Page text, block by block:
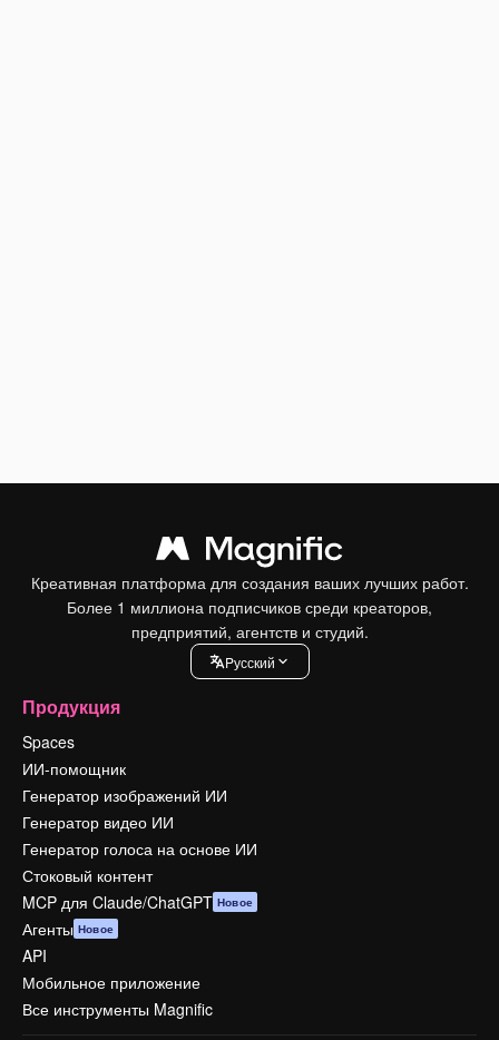
Креативная платформа для создания ваших лучших работ.
Более 1 миллиона подписчиков среди креаторов,
предприятий, агентств и студий.
Pусский
Продукция
Spaces
ИИ-помощник
Генератор изображений ИИ
Генератор видео ИИ
Генератор голоса на основе ИИ
Стоковый контент
MCP для Claude/ChatGPT Новое
Агенты Новое
API
Мобильное приложение
Все инструменты Magnific